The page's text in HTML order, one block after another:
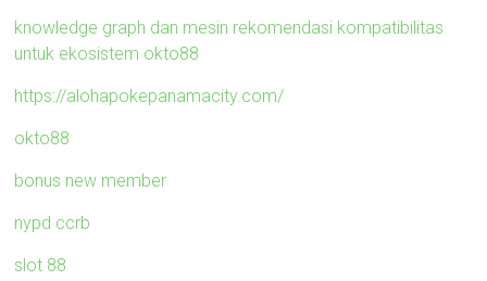
knowledge graph dan mesin rekomendasi kompatibilitas
untuk ekosistem okto88
https://alohapokepanamacity.com/
okto88
bonus new member
nypd ccrb
slot 88